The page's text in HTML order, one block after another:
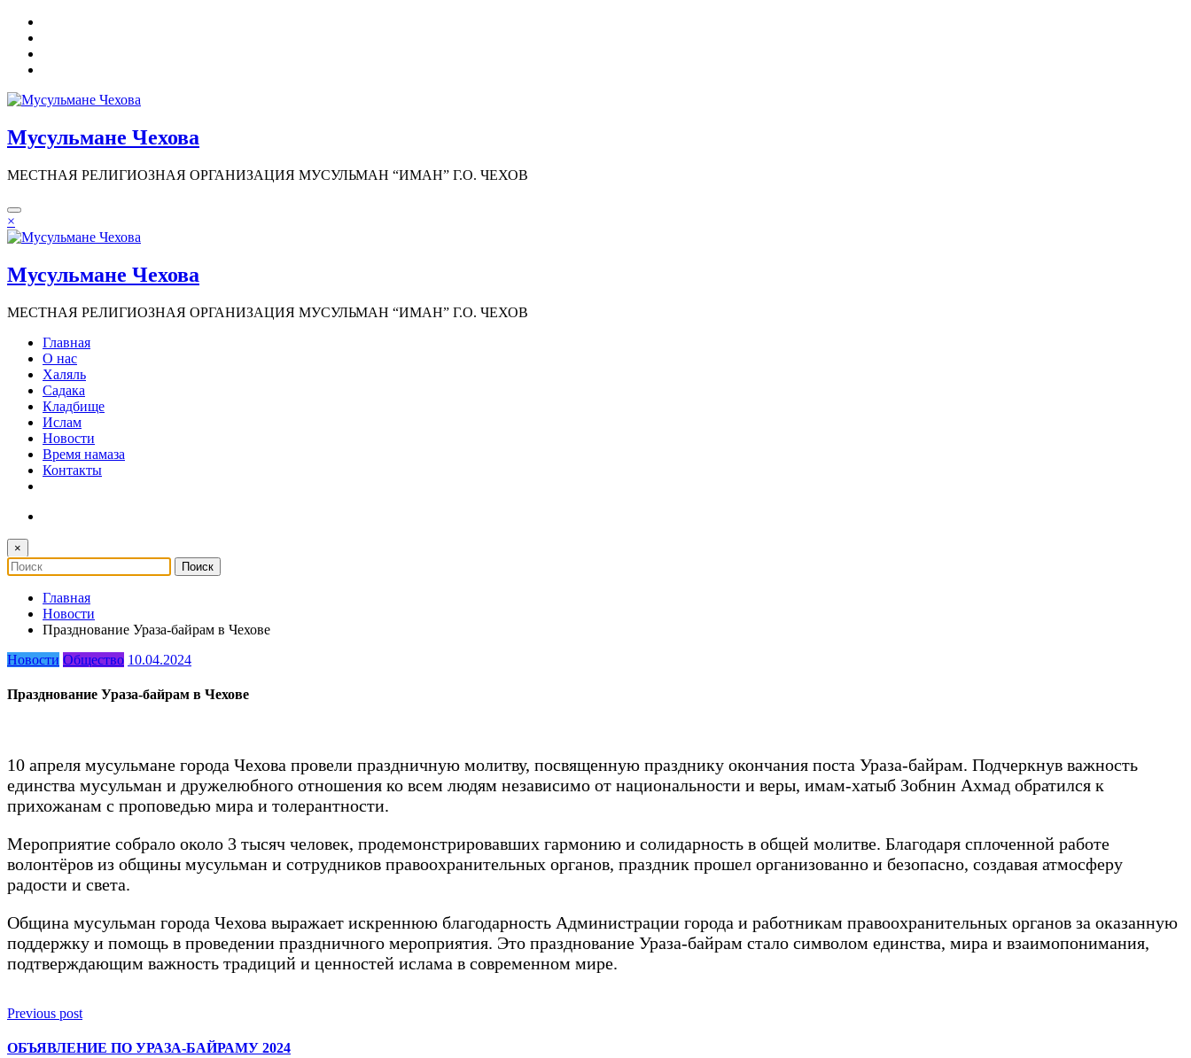
Перейти
содержимому
Мусульмане Чехова
МЕСТНАЯ РЕЛИГИОЗНАЯ ОРГАНИЗАЦИЯ МУСУЛЬМАН “ИМАН” Г.О. ЧЕХОВ
×
Мусульмане Чехова
МЕСТНАЯ РЕЛИГИОЗНАЯ ОРГАНИЗАЦИЯ МУСУЛЬМАН “ИМАН” Г.О. ЧЕХОВ
Главная
О нас
Халяль
Садака
Кладбище
Ислам
Новости
Время намаза
Контакты
×
Главная
Новости
Празднование Ураза-байрам в Чехове
Новости Общество 10.04.2024
Празднование Ураза-байрам в Чехове
10 апреля мусульмане города Чехова провели праздничную молитву, посвященную празднику окончания поста Ураза-байрам. Подчеркнув важность
единства мусульман и дружелюбного отношения ко всем людям независимо от национальности и веры, имам-хатыб Зобнин Ахмад обратился к
прихожанам с проповедью мира и толерантности.
Мероприятие собрало около 3 тысяч человек, продемонстрировавших гармонию и солидарность в общей молитве. Благодаря сплоченной работе
волонтёров из общины мусульман и сотрудников правоохранительных органов, праздник прошел организованно и безопасно, создавая атмосферу
радости и света.
Община мусульман города Чехова выражает искреннюю благодарность Администрации города и работникам правоохранительных органов за оказанную
поддержку и помощь в проведении праздничного мероприятия. Это празднование Ураза-байрам стало символом единства, мира и взаимопонимания,
подтверждающим важность традиций и ценностей ислама в современном мире.
Previous post
ОБЪЯВЛЕНИЕ ПО УРАЗА-БАЙРАМУ 2024